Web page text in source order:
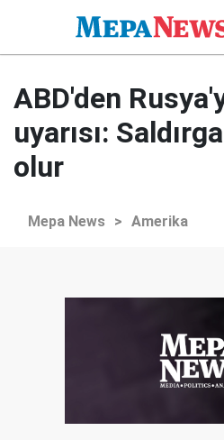
ABD'den
uyarısı:
olur
Mepa News > Amerika